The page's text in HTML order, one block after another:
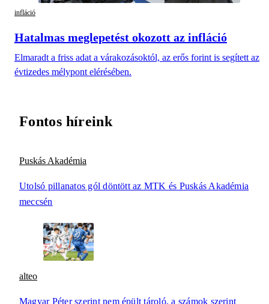
infláció
Hatalmas meglepetést okozott az infláció
Elmaradt a friss adat a várakozásoktól, az erős forint is segített az
évtizedes mélypont elérésében.
Fontos híreink
Puskás Akadémia
Utolsó pillanatos gól döntött az MTK és Puskás Akadémia
meccsén
alteo
Magyar Péter szerint nem épült tároló, a számok szerint